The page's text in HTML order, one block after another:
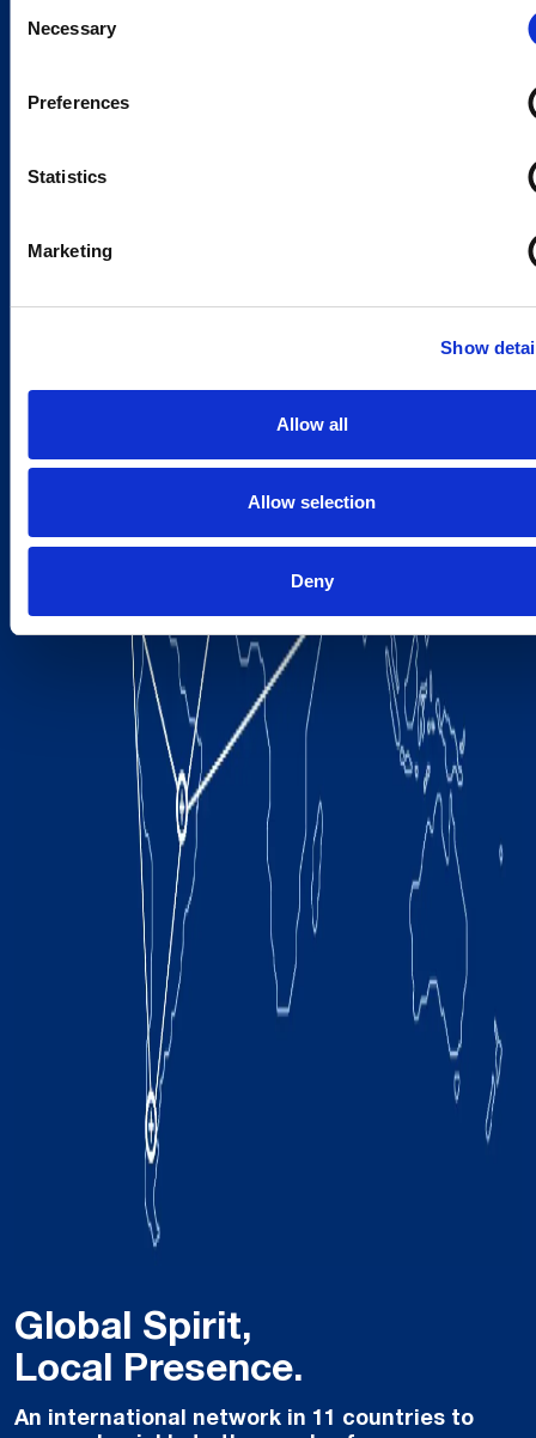
Selection
Necessary
Preferences
Statistics
Marketing
Show
Allow all
Allow selection
Deny
Global Spirit,
Local Presence.
An international network in 11 countries to